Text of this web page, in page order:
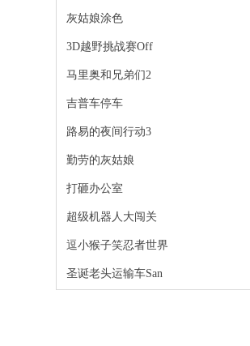
灰姑娘涂色
3D越野挑战赛Off
马里奥和兄弟们2
吉普车停车
路易的夜间行动3
勤劳的灰姑娘
打砸办公室
超级机器人大闯关
逗小猴子笑忍者世界
圣诞老头运输车San